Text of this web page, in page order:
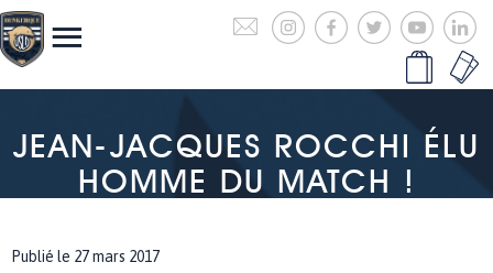
JEAN-JACQUES ROCCHI ÉLU
HOMME DU MATCH !
Publié le 27 mars 2017